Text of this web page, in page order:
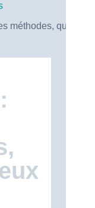
méthodes, quels